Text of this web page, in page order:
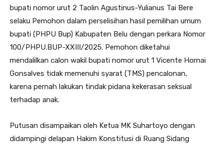
bupati nomor urut 2 Taolin Agustinus-Yulianus Tai Bere
selaku Pemohon dalam perselisihan hasil pemilihan umum
bupati (PHPU Bup) Kabupaten Belu dengan perkara Nomor
100/PHPU.BUP-XXIII/2025. Pemohon diketahui
mendalilkan calon wakil bupati nomor urut 1 Vicente Hornai
Gonsalves tidak memenuhi syarat (TMS) pencalonan,
karena pernah lakukan tindak pidana kekerasan seksual
terhadap anak.
Putusan disampaikan oleh Ketua MK Suhartoyo dengan
didampingi delapan Hakim Konstitusi di Ruang Sidang